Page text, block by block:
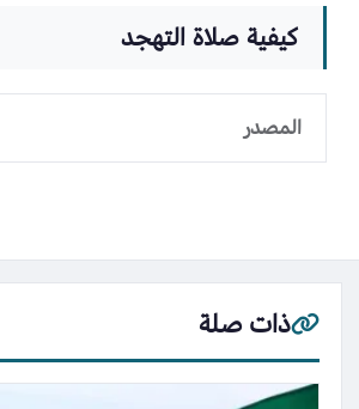
كيفية صلاة التهجد
المصدر
ذات صلة